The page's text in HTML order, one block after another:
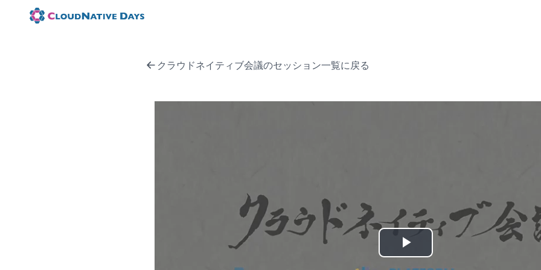
クラウドネイティブ会議のセッション一覧に戻る
P